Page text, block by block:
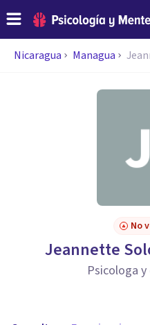
Nicaragua Managua
No
Jeannette
Psicologa